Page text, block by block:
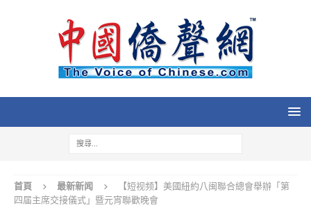
首頁 最新新闻
【短视频】美國紐約八闽聯合總會舉辦「第
四届主席交接儀式」暨元宵聯歡晚會